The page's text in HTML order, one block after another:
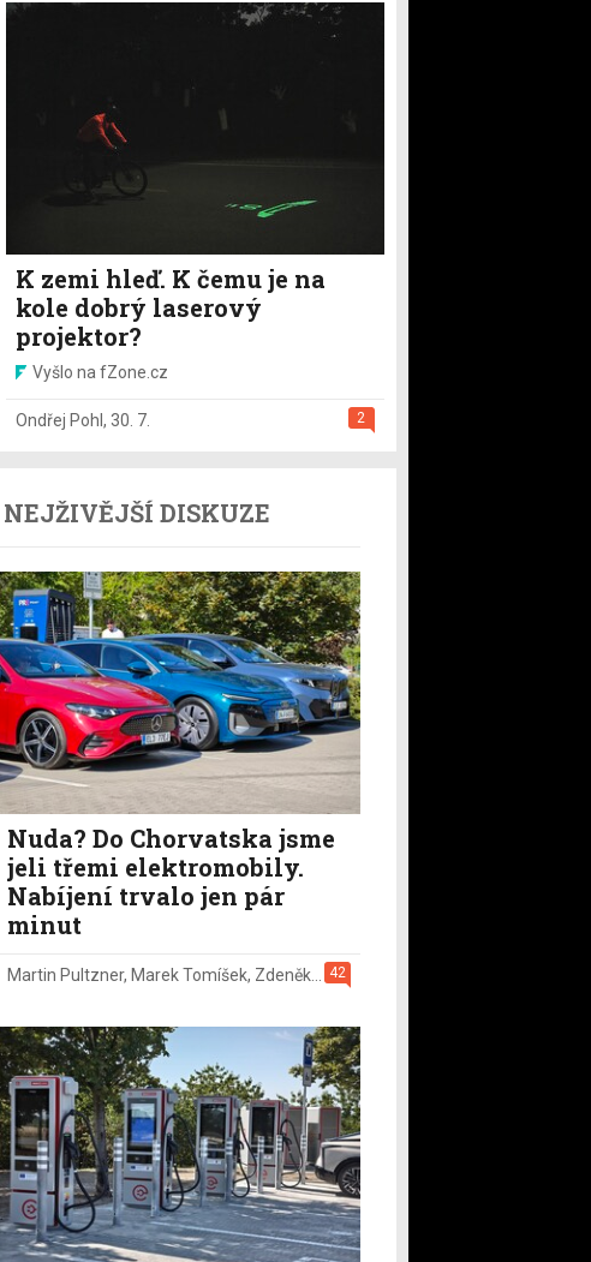
K zemi hleď. K čemu je na
kole dobrý laserový
projektor?
Vyšlo na fZone.cz
2
Ondřej Pohl , 30. 7.
NEJŽIVĚJŠÍ DISKUZE
Nuda? Do Chorvatska jsme
jeli třemi elektromobily.
Nabíjení trvalo jen pár
minut
42
Martin Pultzner, Marek Tomíšek, Zdeněk Pečený